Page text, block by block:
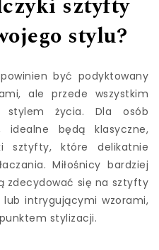
sztyfty
stylu?
być podyktowany
ale przede wszystkim
stylem życia. Dla osób
idealne będą klasyczne,
sztyfty, które delikatnie
Miłośnicy bardziej
zdecydować się na sztyfty
intrygującymi wzorami,
stylizacji.